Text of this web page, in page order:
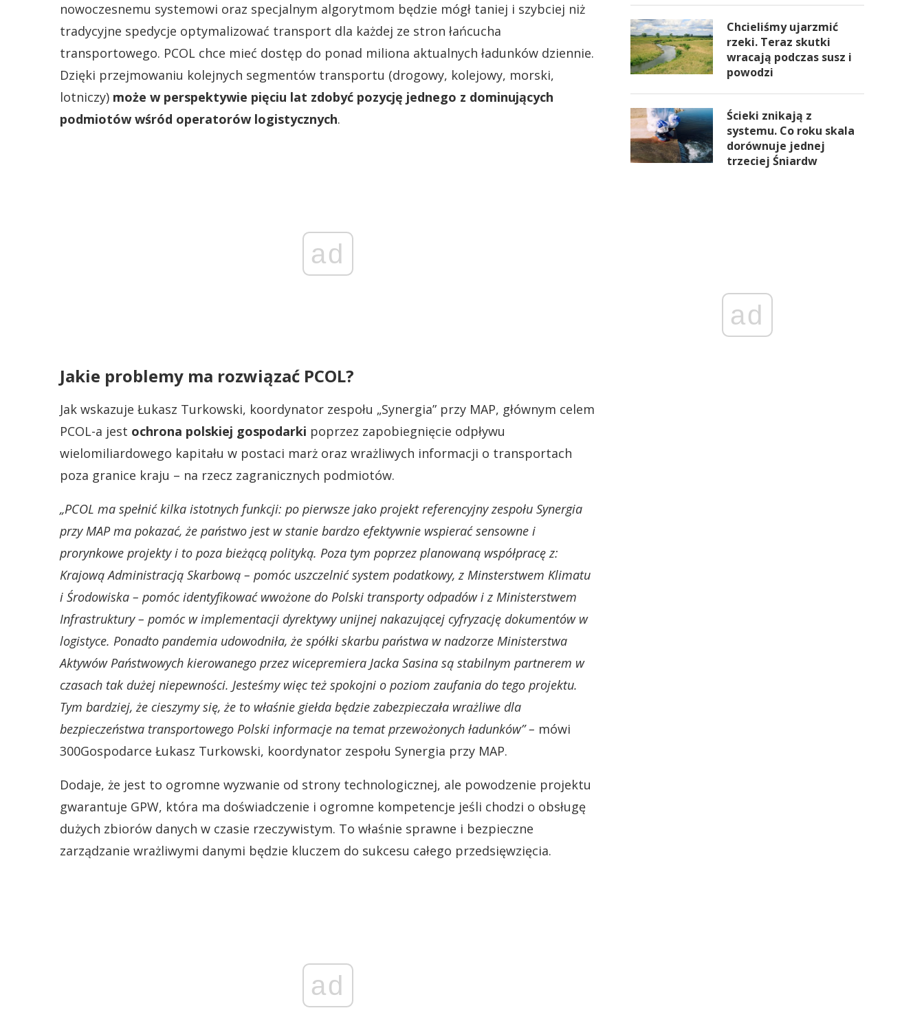
nowoczesnemu systemowi oraz specjalnym algorytmom będzie mógł taniej i szybciej niż
tradycyjne spedycje optymalizować transport dla każdej ze stron łańcucha
transportowego. PCOL chce mieć dostęp do ponad miliona aktualnych ładunków dziennie.
Dzięki przejmowaniu kolejnych segmentów transportu (drogowy, kolejowy, morski,
lotniczy) może w perspektywie pięciu lat zdobyć pozycję jednego z dominujących
podmiotów wśród operatorów logistycznych.
ad
Jakie problemy ma rozwiązać PCOL?
Jak wskazuje Łukasz Turkowski, koordynator zespołu „Synergia” przy MAP, głównym celem
PCOL-a jest ochrona polskiej gospodarki poprzez zapobiegnięcie odpływu
wielomiliardowego kapitału w postaci marż oraz wrażliwych informacji o transportach
poza granice kraju – na rzecz zagranicznych podmiotów.
„PCOL ma spełnić kilka istotnych funkcji: po pierwsze jako projekt referencyjny zespołu Synergia
przy MAP ma pokazać, że państwo jest w stanie bardzo efektywnie wspierać sensowne i
prorynkowe projekty i to poza bieżącą polityką. Poza tym poprzez planowaną współpracę z:
Krajową Administracją Skarbową – pomóc uszczelnić system podatkowy, z Minsterstwem Klimatu
i Środowiska – pomóc identyfikować wwożone do Polski transporty odpadów i z Ministerstwem
Infrastruktury – pomóc w implementacji dyrektywy unijnej nakazującej cyfryzację dokumentów w
logistyce. Ponadto pandemia udowodniła, że spółki skarbu państwa w nadzorze Ministerstwa
Aktywów Państwowych kierowanego przez wicepremiera Jacka Sasina są stabilnym partnerem w
czasach tak dużej niepewności. Jesteśmy więc też spokojni o poziom zaufania do tego projektu.
Tym bardziej, że cieszymy się, że to właśnie giełda będzie zabezpieczała wrażliwe dla
bezpieczeństwa transportowego Polski informacje na temat przewożonych ładunków” – mówi
300Gospodarce Łukasz Turkowski, koordynator zespołu Synergia przy MAP.
Dodaje, że jest to ogromne wyzwanie od strony technologicznej, ale powodzenie projektu
gwarantuje GPW, która ma doświadczenie i ogromne kompetencje jeśli chodzi o obsługę
dużych zbiorów danych w czasie rzeczywistym. To właśnie sprawne i bezpieczne
zarządzanie wrażliwymi danymi będzie kluczem do sukcesu całego przedsięwzięcia.
ad
Chcieliśmy ujarzmić
rzeki. Teraz skutki
wracają podczas susz i
powodzi
Ścieki znikają z
systemu. Co roku skala
dorównuje jednej
trzeciej Śniardw
ad